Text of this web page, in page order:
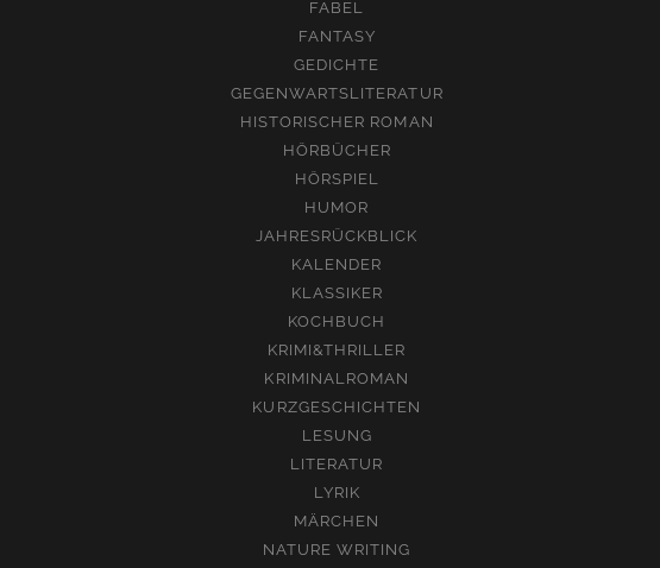
FABEL
FANTASY
GEDICHTE
GEGENWARTSLITERATUR
HISTORISCHER ROMAN
HÖRBÜCHER
HÖRSPIEL
HUMOR
JAHRESRÜCKBLICK
KALENDER
KLASSIKER
KOCHBUCH
KRIMI&THRILLER
KRIMINALROMAN
KURZGESCHICHTEN
LESUNG
LITERATUR
LYRIK
MÄRCHEN
NATURE WRITING